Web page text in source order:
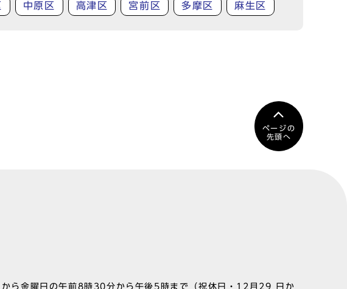
中原区 高津区 宮前区 多摩区 麻生区
ページの
先頭へ
から金曜日の午前8時30分から午後5時まで（祝休日・12月29 日か